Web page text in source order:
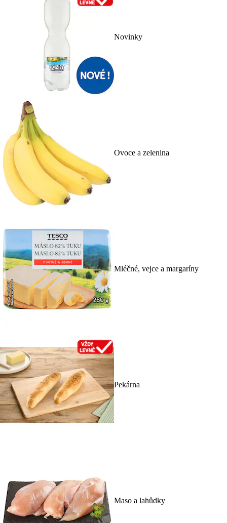
Novinky
Ovoce a zelenina
Mléčné, vejce a margaríny
Pekárna
Maso a lahůdky